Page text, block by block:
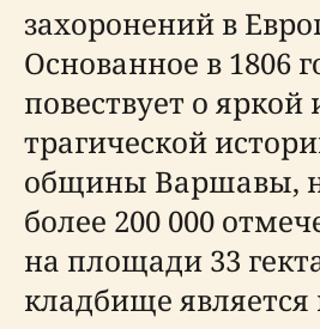
захоронений в
Основанное в 1806
повествует о яркой
трагической
общины Варшавы,
более 200 000
на площади 33
кладбище